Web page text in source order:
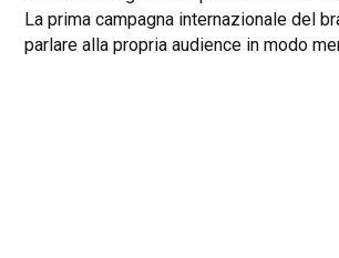
La prima campagna internazionale del
parlare alla propria audience in modo